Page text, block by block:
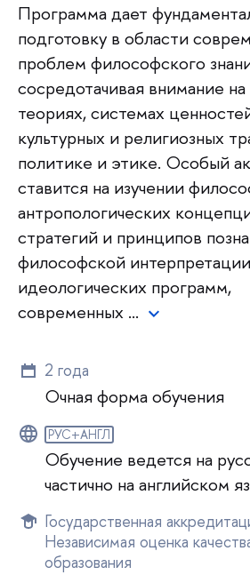
Программа дает
подготовку в области
проблем философского
сосредотачивая внимание на
теориях, системах
культурных и религиозных
политике и этике. Особый
ставится на изучении
антропологических
стратегий и принципов
философской интерпретации
идеологических программ,
современных …
2 года
Очная форма обучения
РУС+АНГЛ
Обучение ведется на
частично на английском
Государственная
Независимая оценка
образования